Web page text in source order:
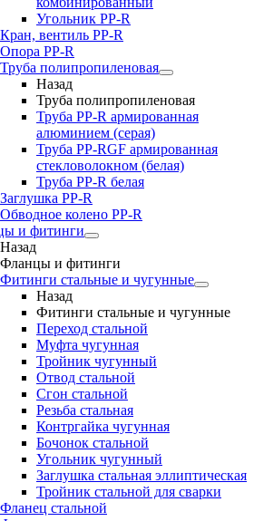
Угольник РР-R
Кран, вентиль PP-R
Опора PP-R
Труба полипропиленовая
Назад
Труба полипропиленовая
Труба PP-R армированная
алюминием (серая)
Труба PP-RGF армированная
стекловолокном (белая)
Труба РР-R белая
Заглушка PP-R
Обводное колено PP-R
и фитинги
Назад
Фланцы и фитинги
Фитинги стальные и чугунные
Назад
Фитинги стальные и чугунные
Переход стальной
Муфта чугунная
Тройник чугунный
Отвод стальной
Сгон стальной
Резьба стальная
Контргайка чугунная
Бочонок стальной
Угольник чугунный
Заглушка стальная эллиптическая
Тройник стальной для сварки
Фланец стальной